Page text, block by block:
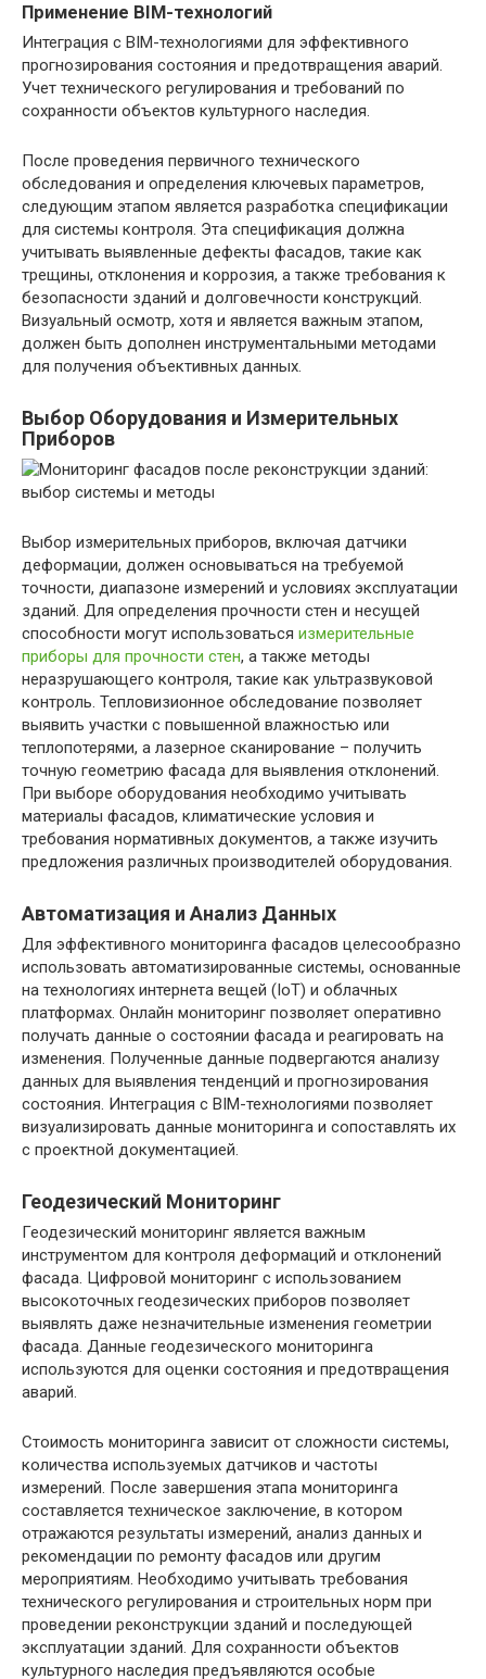
Применение BIM-технологий
Интеграция с BIM-технологиями для эффективного
прогнозирования состояния и предотвращения аварий.
Учет технического регулирования и требований по
сохранности объектов культурного наследия.
После проведения первичного технического
обследования и определения ключевых параметров,
следующим этапом является разработка спецификации
для системы контроля. Эта спецификация должна
учитывать выявленные дефекты фасадов, такие как
трещины, отклонения и коррозия, а также требования к
безопасности зданий и долговечности конструкций.
Визуальный осмотр, хотя и является важным этапом,
должен быть дополнен инструментальными методами
для получения объективных данных.
Выбор Оборудования и Измерительных
Приборов
Выбор измерительных приборов, включая датчики
деформации, должен основываться на требуемой
точности, диапазоне измерений и условиях эксплуатации
зданий. Для определения прочности стен и несущей
способности могут использоваться измерительные
приборы для прочности стен, а также методы
неразрушающего контроля, такие как ультразвуковой
контроль. Тепловизионное обследование позволяет
выявить участки с повышенной влажностью или
теплопотерями, а лазерное сканирование – получить
точную геометрию фасада для выявления отклонений.
При выборе оборудования необходимо учитывать
материалы фасадов, климатические условия и
требования нормативных документов, а также изучить
предложения различных производителей оборудования.
Автоматизация и Анализ Данных
Для эффективного мониторинга фасадов целесообразно
использовать автоматизированные системы, основанные
на технологиях интернета вещей (IoT) и облачных
платформах. Онлайн мониторинг позволяет оперативно
получать данные о состоянии фасада и реагировать на
изменения. Полученные данные подвергаются анализу
данных для выявления тенденций и прогнозирования
состояния. Интеграция с BIM-технологиями позволяет
визуализировать данные мониторинга и сопоставлять их
с проектной документацией.
Геодезический Мониторинг
Геодезический мониторинг является важным
инструментом для контроля деформаций и отклонений
фасада. Цифровой мониторинг с использованием
высокоточных геодезических приборов позволяет
выявлять даже незначительные изменения геометрии
фасада. Данные геодезического мониторинга
используются для оценки состояния и предотвращения
аварий.
Стоимость мониторинга зависит от сложности системы,
количества используемых датчиков и частоты
измерений. После завершения этапа мониторинга
составляется техническое заключение, в котором
отражаются результаты измерений, анализ данных и
рекомендации по ремонту фасадов или другим
мероприятиям. Необходимо учитывать требования
технического регулирования и строительных норм при
проведении реконструкции зданий и последующей
эксплуатации зданий. Для сохранности объектов
культурного наследия предъявляются особые